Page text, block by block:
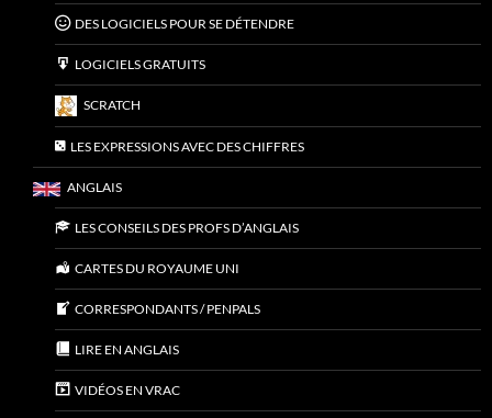
DES LOGICIELS POUR SE DÉTENDRE
LOGICIELS GRATUITS
SCRATCH
LES EXPRESSIONS AVEC DES CHIFFRES
ANGLAIS
LES CONSEILS DES PROFS D’ANGLAIS
CARTES DU ROYAUME UNI
CORRESPONDANTS / PENPALS
LIRE EN ANGLAIS
VIDÉOS EN VRAC